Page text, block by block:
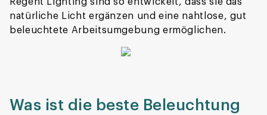
natürliche Licht ergänzen und eine nahtlose, gut
beleuchtete Arbeitsumgebung ermöglichen.
Was ist die beste Beleuchtung